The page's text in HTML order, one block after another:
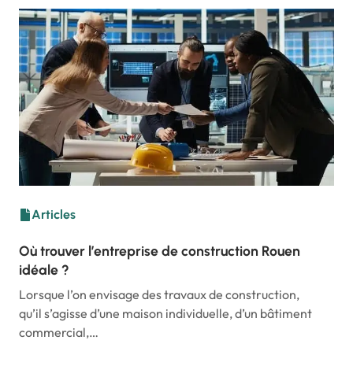
Articles
Où trouver l’entreprise de construction Rouen
idéale ?
Lorsque l’on envisage des travaux de construction,
qu’il s’agisse d’une maison individuelle, d’un bâtiment
commercial,…